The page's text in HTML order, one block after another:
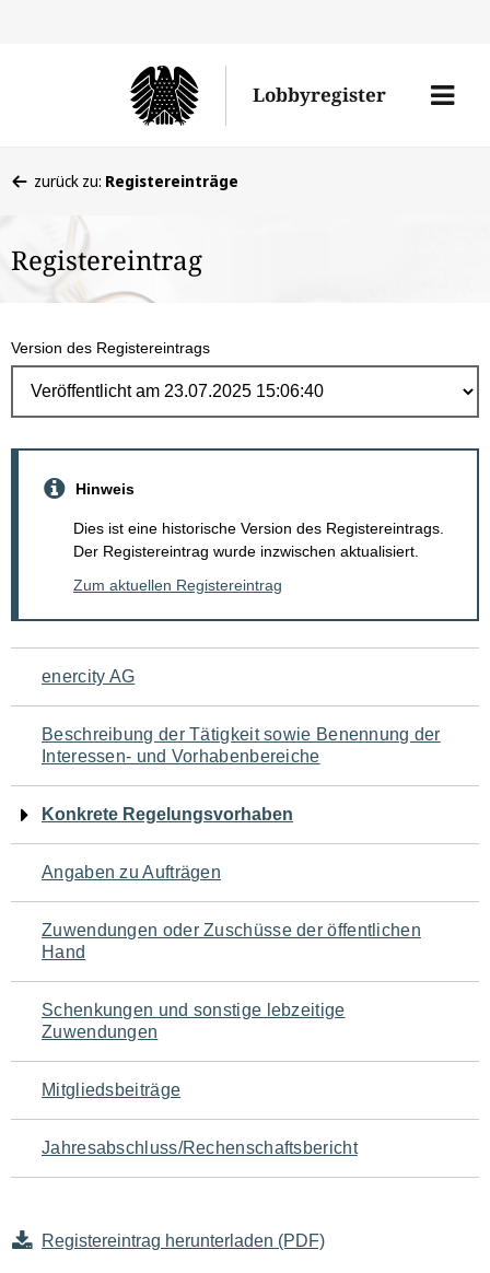
Lobbyregister
Menü
befinden
hier:
zurück zu: Registereinträge
Registereintrag
Version des Registereintrags
Hinweis
Dies ist eine historische Version des Registereintrags.
Der Registereintrag wurde inzwischen aktualisiert.
Zum aktuellen Registereintrag
Navigation
für
den
Seiteninhalt
enercity AG
Beschreibung der Tätigkeit sowie Benennung der
Interessen- und Vorhabenbereiche
Konkrete Regelungsvorhaben
Angaben zu Aufträgen
Zuwendungen oder Zuschüsse der öffentlichen
Hand
Schenkungen und sonstige lebzeitige
Zuwendungen
Mitgliedsbeiträge
Jahresabschluss/Rechenschaftsbericht
Registereintrag herunterladen (PDF)